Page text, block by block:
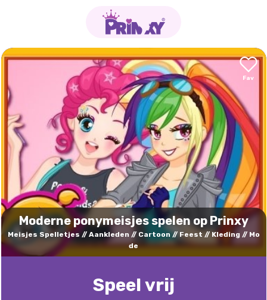
Moderne ponymeisjes spelen op Prinxy
Meisjes Spelletjes Aankleden Cartoon Feest Kleding
Mo
de
Speel vrij